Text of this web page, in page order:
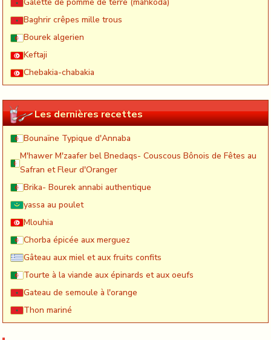
Galette de pomme de terre (mahkoda)
Baghrir crêpes mille trous
Bourek algerien
Keftaji
Chebakia-chabakia
Les dernières recettes
Bounaïne Typique d'Annaba
M'hawer M'zaafer bel Bnedaqs- Couscous Bônois de Fêtes au
Safran et Fleur d'Oranger
Brika- Bourek annabi authentique
yassa au poulet
Mlouhia
Chorba épicée aux merguez
Gâteau aux miel et aux fruits confits
Tourte à la viande aux épinards et aux oeufs
Gateau de semoule à l'orange
Thon mariné